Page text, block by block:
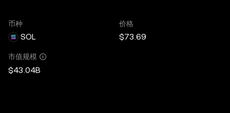
币种
SOL
价格
$73.69
市值规模
$43.04B